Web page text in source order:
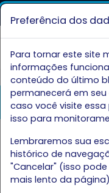
Ir para o conteúdo
Painel lateral
Eventos
Abrir índice do curso
Seja bem-vinda
Preferência dos
Para tornar este site
informações
conteúdo do último
permanecerá em
caso você visite
isso para
Lembraremos sua
histórico de
"Cancelar" (isso
mais lento da